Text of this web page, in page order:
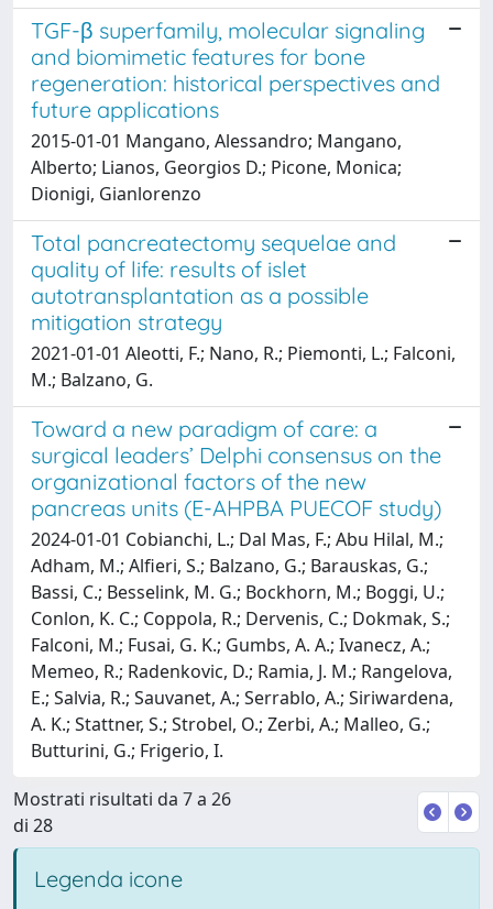
TGF-β superfamily, molecular signaling
and biomimetic features for bone
regeneration: historical perspectives and
future applications
2015-01-01 Mangano, Alessandro; Mangano,
Alberto; Lianos, Georgios D.; Picone, Monica;
Dionigi, Gianlorenzo
Total pancreatectomy sequelae and
quality of life: results of islet
autotransplantation as a possible
mitigation strategy
2021-01-01 Aleotti, F.; Nano, R.; Piemonti, L.; Falconi,
M.; Balzano, G.
Toward a new paradigm of care: a
surgical leaders’ Delphi consensus on the
organizational factors of the new
pancreas units (E-AHPBA PUECOF study)
2024-01-01 Cobianchi, L.; Dal Mas, F.; Abu Hilal, M.;
Adham, M.; Alfieri, S.; Balzano, G.; Barauskas, G.;
Bassi, C.; Besselink, M. G.; Bockhorn, M.; Boggi, U.;
Conlon, K. C.; Coppola, R.; Dervenis, C.; Dokmak, S.;
Falconi, M.; Fusai, G. K.; Gumbs, A. A.; Ivanecz, A.;
Memeo, R.; Radenkovic, D.; Ramia, J. M.; Rangelova,
E.; Salvia, R.; Sauvanet, A.; Serrablo, A.; Siriwardena,
A. K.; Stattner, S.; Strobel, O.; Zerbi, A.; Malleo, G.;
Butturini, G.; Frigerio, I.
Mostrati risultati da 7 a 26
di 28
Legenda icone